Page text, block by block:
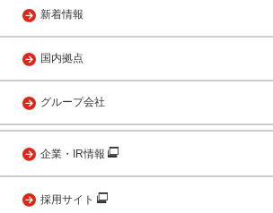
新着情報
国内拠点
グループ会社
企業・IR情報
採用サイト